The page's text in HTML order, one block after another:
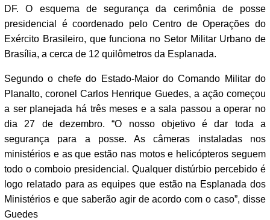
DF. O esquema de segurança da cerimônia de posse
presidencial é coordenado pelo Centro de Operações do
Exército Brasileiro, que funciona no Setor Militar Urbano de
Brasília, a cerca de 12 quilômetros da Esplanada.
Segundo o chefe do Estado-Maior do Comando Militar do
Planalto, coronel Carlos Henrique Guedes, a ação começou
a ser planejada há três meses e a sala passou a operar no
dia 27 de dezembro. “O nosso objetivo é dar toda a
segurança para a posse. As câmeras instaladas nos
ministérios e as que estão nas motos e helicópteros seguem
todo o comboio presidencial. Qualquer distúrbio percebido é
logo relatado para as equipes que estão na Esplanada dos
Ministérios e que saberão agir de acordo com o caso”, disse
Guedes